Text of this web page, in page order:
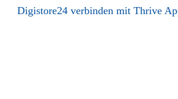
Digistore24 verbinden mit Thrive